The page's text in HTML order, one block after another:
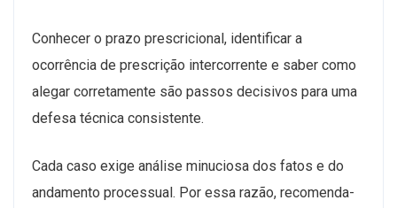
Conhecer o prazo prescricional, identificar a
ocorrência de prescrição intercorrente e saber como
alegar corretamente são passos decisivos para uma
defesa técnica consistente.
Cada caso exige análise minuciosa dos fatos e do
andamento processual. Por essa razão, recomenda-